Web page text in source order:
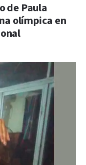
de Paula
olímpica en